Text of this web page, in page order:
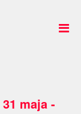
31 maja -